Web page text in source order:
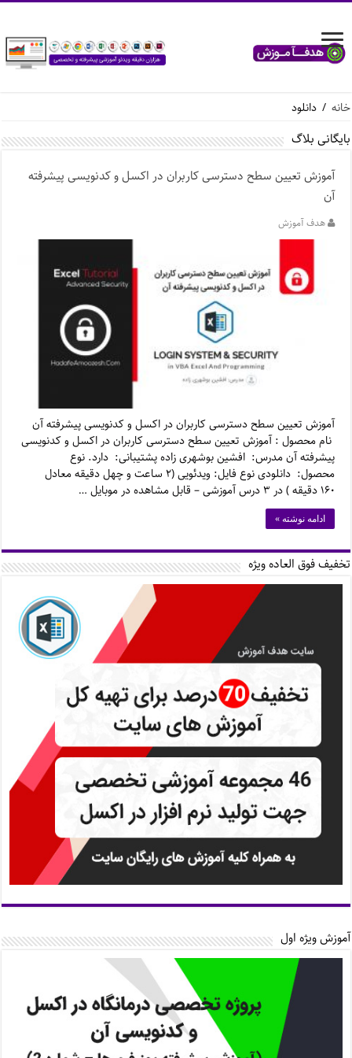
خانه / دانلود
بایگانی بلاگ
آموزش تعیین سطح دسترسی کاربران در اکسل و کدنویسی پیشرفته
آن
هدف آموزش
آموزش تعیین سطح دسترسی کاربران در اکسل و کدنویسی پیشرفته آن
نام محصول : آموزش تعیین سطح دسترسی کاربران در اکسل و کدنویسی
پیشرفته آن مدرس: افشین بوشهری زاده پشتیبانی: دارد. نوع
محصول: دانلودی نوع فایل: ویدئویی (۲ ساعت و چهل دقیقه معادل
۱۶۰ دقیقه ) در ۳ درس آموزشی – قابل مشاهده در موبایل …
ادامه نوشته »
تخفیف فوق العاده ویژه
آموزش ویژه اول